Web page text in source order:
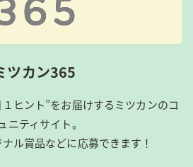
ツカン365
ヒント”をお届けするミツカンのコ
ニティサイト。
ル賞品などに応募できます！